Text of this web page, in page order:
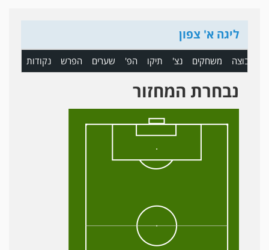
ליגה א' צפון
קבוצה משחקים נצ' תיקו הפ' שערים הפרש נקודות
נבחרת המחזור